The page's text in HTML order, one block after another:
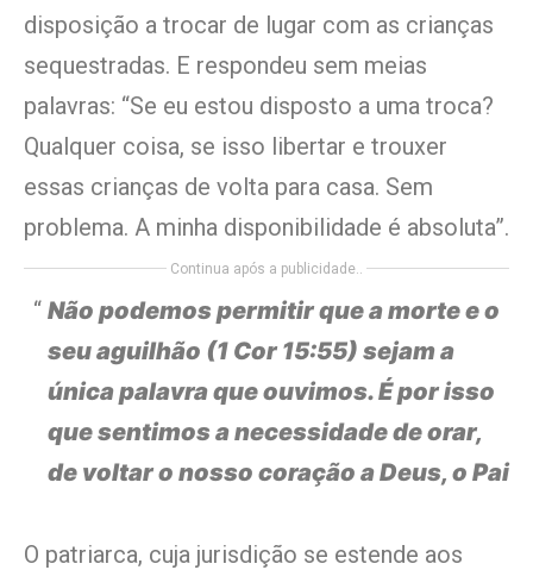
disposição a trocar de lugar com as crianças
sequestradas. E respondeu sem meias
palavras: “Se eu estou disposto a uma troca?
Qualquer coisa, se isso libertar e trouxer
essas crianças de volta para casa. Sem
problema. A minha disponibilidade é absoluta”.
Continua após a publicidade..
Não podemos permitir que a morte e o
seu aguilhão (1 Cor 15:55) sejam a
única palavra que ouvimos. É por isso
que sentimos a necessidade de orar,
de voltar o nosso coração a Deus, o Pai
O patriarca, cuja jurisdição se estende aos